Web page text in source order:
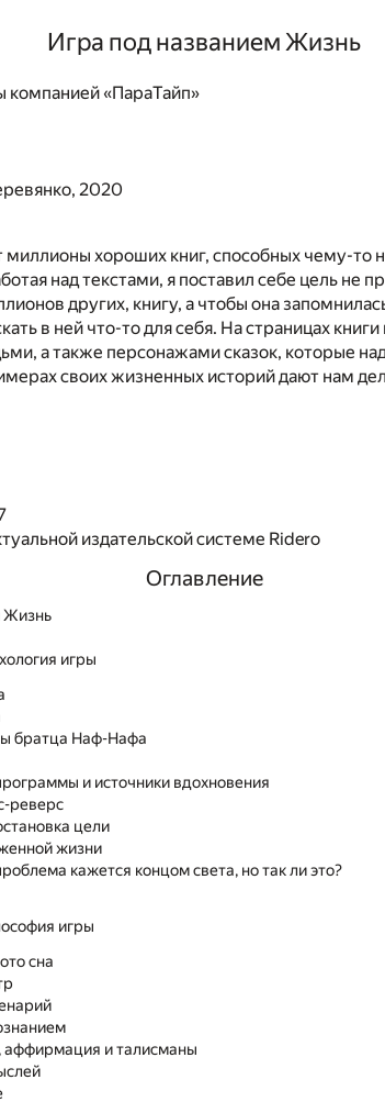
Игра под названием Жизнь
«ПараТайп»
2020
хороших книг, способных чему-то
над текстами, я поставил себе цель не
других, книгу, а чтобы она
в ней что-то для себя. На страницах
а также персонажами сказок, которые
своих жизненных историй дают нам
издательской системе Ridero
Оглавление
Жизнь
игры
братца Наф-Нафа
и источники вдохновения
реверс
цели
жизни
кажется концом света, но так ли это?
игры
сна
аффирмация и талисманы